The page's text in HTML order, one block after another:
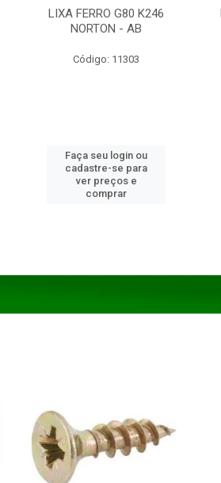
LIXA FERRO G80 K246
NORTON - AB
Código: 11303
Faça seu login ou
cadastre-se para
ver preços e
comprar